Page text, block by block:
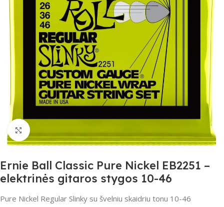
Spustelėkite, jei norite padidinti
Ernie Ball Classic Pure Nickel EB2251 –
elektrinės gitaros stygos 10-46
Pure Nickel Regular Slinky su švelniu skaidriu tonu 10-46